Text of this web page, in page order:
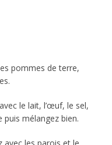
pommes de terre,
le lait, l’œuf, le sel,
puis mélangez bien.